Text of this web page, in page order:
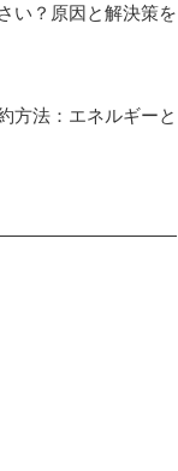
い？原因と解決策を
方法：エネルギーと